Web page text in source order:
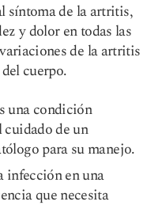
síntoma de la artritis,
y dolor en todas las
de la artritis
cuerpo.
una condición
de un
para su manejo.
infección en una
que necesita